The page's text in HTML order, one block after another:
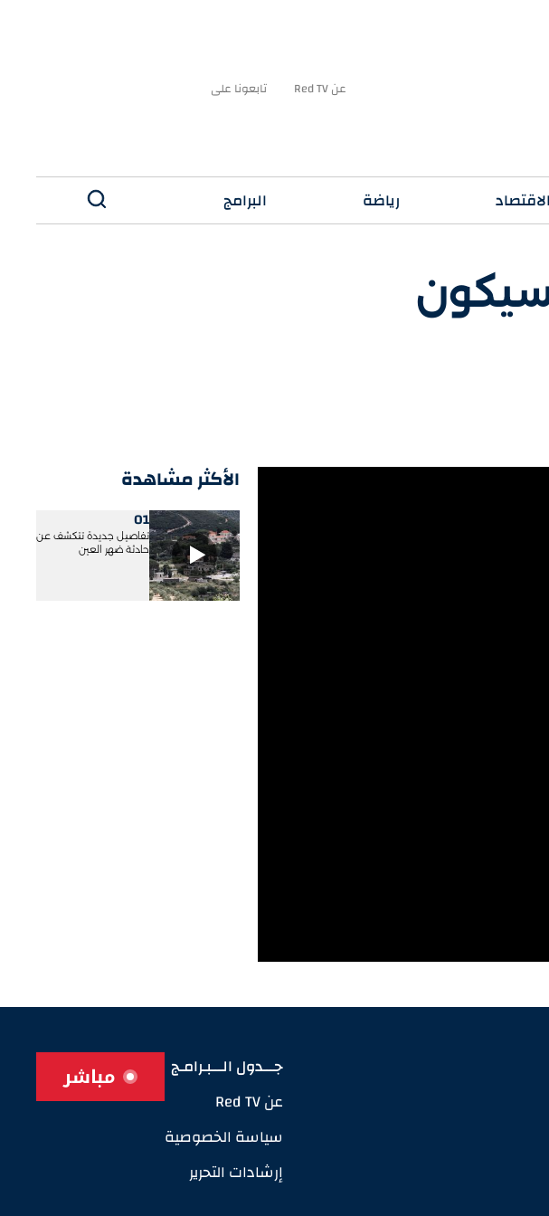
عن Red TV تابعونا على
الاقتصاد رياضة البرامج
سيكون
الأكثر مشاهدة
01
تفاصيل جديدة تتكشف عن
حادثة ضهر العين
جـــدول الـــبـرامـج
عن Red TV
سياسة الخصوصية
إرشادات التحرير
مباشر